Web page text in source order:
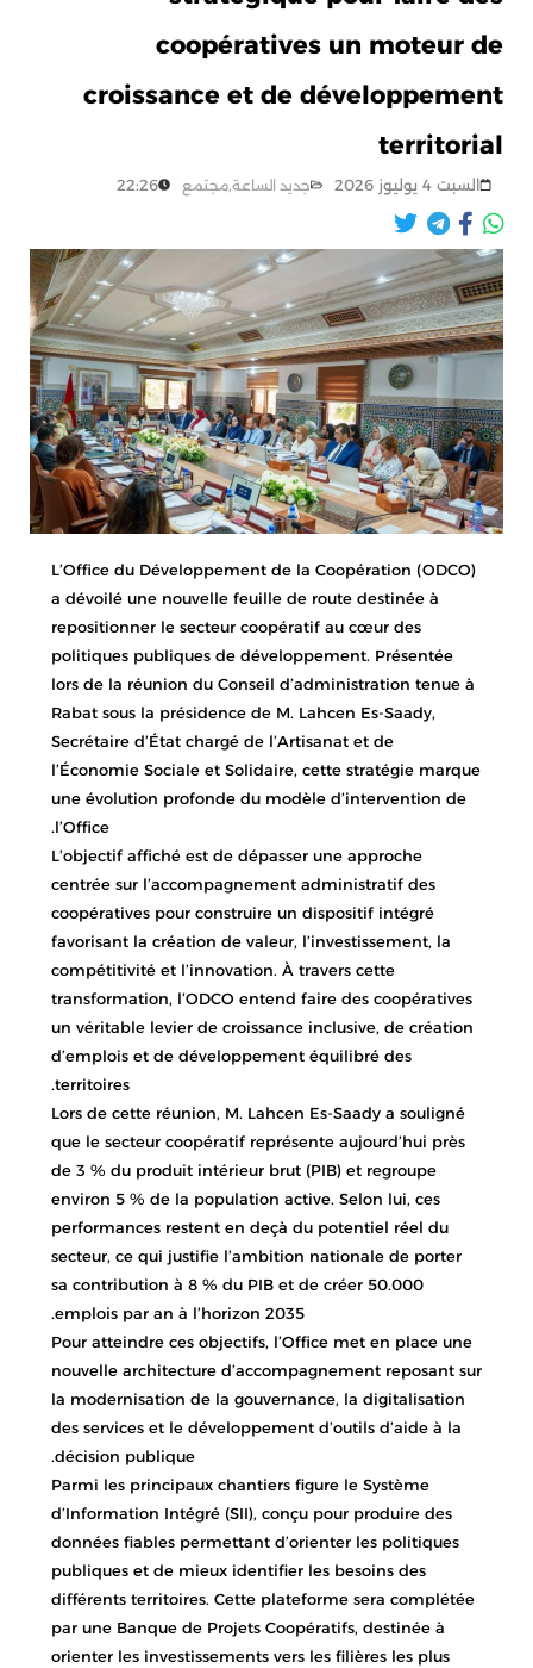
coopératives un moteur de
croissance et de développement
territorial
السبت 4 يوليوز 2026 جديد الساعة,مجتمع 22:26
L’Office du Développement de la Coopération (ODCO)
a dévoilé une nouvelle feuille de route destinée à
repositionner le secteur coopératif au cœur des
politiques publiques de développement. Présentée
lors de la réunion du Conseil d’administration tenue à
Rabat sous la présidence de M. Lahcen Es-Saady,
Secrétaire d’État chargé de l’Artisanat et de
l’Économie Sociale et Solidaire, cette stratégie marque
une évolution profonde du modèle d’intervention de
l’Office.
L’objectif affiché est de dépasser une approche
centrée sur l’accompagnement administratif des
coopératives pour construire un dispositif intégré
favorisant la création de valeur, l’investissement, la
compétitivité et l’innovation. À travers cette
transformation, l’ODCO entend faire des coopératives
un véritable levier de croissance inclusive, de création
d’emplois et de développement équilibré des
territoires.
Lors de cette réunion, M. Lahcen Es-Saady a souligné
que le secteur coopératif représente aujourd’hui près
de 3 % du produit intérieur brut (PIB) et regroupe
environ 5 % de la population active. Selon lui, ces
performances restent en deçà du potentiel réel du
secteur, ce qui justifie l’ambition nationale de porter
sa contribution à 8 % du PIB et de créer 50.000
emplois par an à l’horizon 2035.
Pour atteindre ces objectifs, l’Office met en place une
nouvelle architecture d’accompagnement reposant sur
la modernisation de la gouvernance, la digitalisation
des services et le développement d’outils d’aide à la
décision publique.
Parmi les principaux chantiers figure le Système
d’Information Intégré (SII), conçu pour produire des
données fiables permettant d’orienter les politiques
publiques et de mieux identifier les besoins des
différents territoires. Cette plateforme sera complétée
par une Banque de Projets Coopératifs, destinée à
orienter les investissements vers les filières les plus